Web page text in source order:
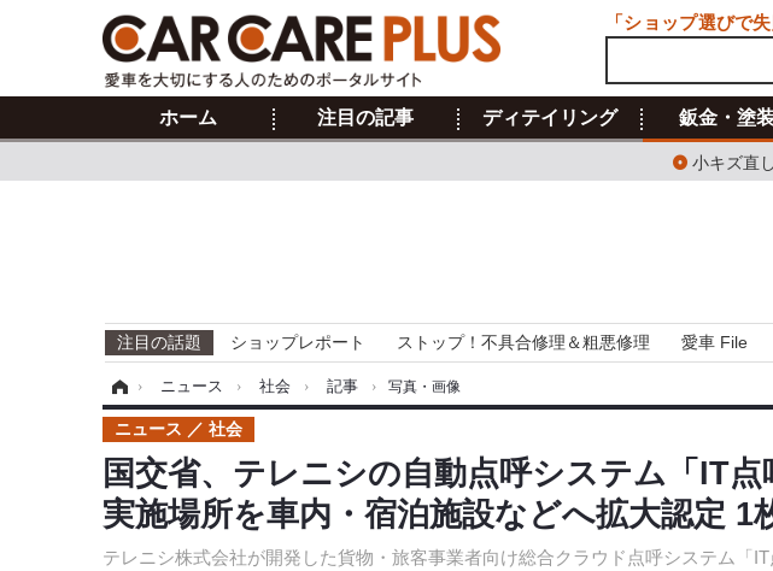
ホーム 注目の記事 ディテイリング 鈑金・塗
小キズ直し
注目の話題 ショップレポート ストップ！不具合修理＆粗悪修理 愛車 File
› ニュース › 社会 › 記事 › 写真・画像
国交省、テレニシの自動点呼システム「IT
実施場所を車内・宿泊施設などへ拡大認定 1
テレニシ株式会社が開発した貨物・旅客事業者向け総合クラウド点呼システム「
ニュース 社会
「ショップ選びで